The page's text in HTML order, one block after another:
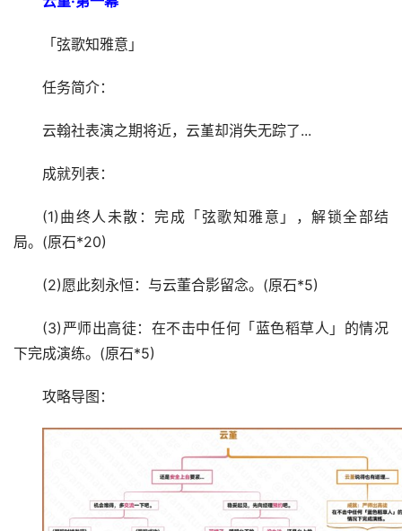
「弦歌知雅意」
任务简介：
云翰社表演之期将近，云堇却消失无踪了...
成就列表：
(1)曲终人未散：完成「弦歌知雅意」，解锁全部结
局。(原石*20)
(2)愿此刻永恒：与云董合影留念。(原石*5)
(3)严师出高徒：在不击中任何「蓝色稻草人」的情况
下完成演练。(原石*5)
攻略导图：